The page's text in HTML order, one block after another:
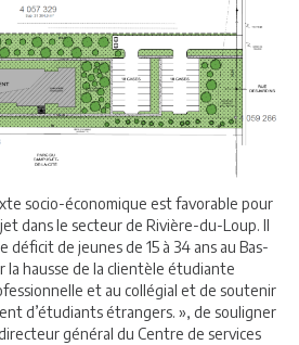
socio-économique est favorable pour
dans le secteur de Rivière-du-Loup. Il
de jeunes de 15 à 34 ans au Bas-
la hausse de la clientèle étudiante
et au collégial et de soutenir
d’étudiants étrangers. », de souligner
général du Centre de services